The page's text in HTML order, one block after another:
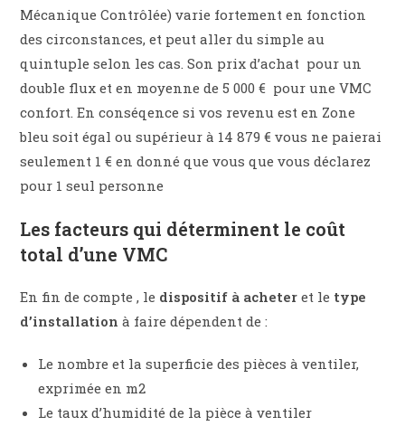
Mécanique Contrôlée) varie fortement en fonction
des circonstances, et peut aller du simple au
quintuple selon les cas. Son prix d’achat pour un
double flux et en moyenne de 5 000 € pour une VMC
confort. En conséqence si vos revenu est en Zone
bleu soit égal ou supérieur à 14 879 € vous ne paierai
seulement 1 € en donné que vous que vous déclarez
pour 1 seul personne
Les facteurs qui déterminent le coût
total d’une VMC
En fin de compte , le dispositif à acheter et le type
d’installation à faire dépendent de :
Le nombre et la superficie des pièces à ventiler,
exprimée en m2
Le taux d’humidité de la pièce à ventiler